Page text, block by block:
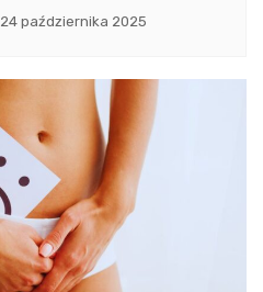
24 października 2025